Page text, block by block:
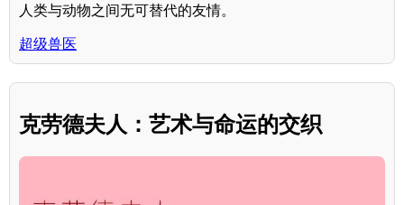
人类与动物之间无可替代的友情。
超级兽医
克劳德夫人：艺术与命运的交织